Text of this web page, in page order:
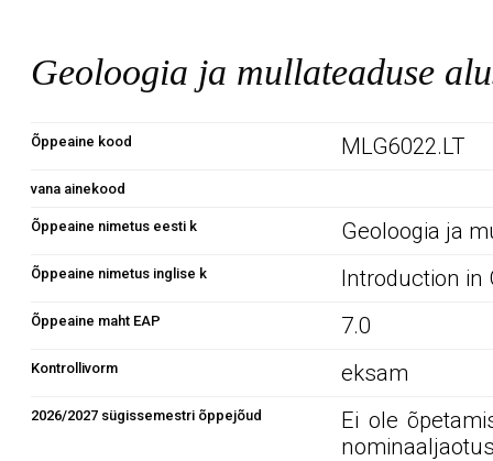
Geoloogia ja mullateaduse
Õppeaine kood MLG6022.LT
vana ainekood
Õppeaine nimetus eesti k Geoloogia ja
Õppeaine nimetus inglise k Introduction in
Õppeaine maht EAP 7.0
Kontrollivorm eksam
2026/2027 sügissemestri õppejõud
Ei ole